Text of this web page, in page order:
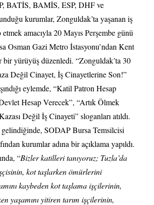
BATİS, BAMİS, ESP, DHF ve
kurumlar, Zonguldak’ta yaşanan iş
amacıyla 20 Mayıs Perşembe günü
Osman Gazi Metro İstasyonu’ndan Kent
bir yürüyüş düzenledi. “Zonguldak’ta 30
Değil Cinayet, İş Cinayetlerine Son!”
eylemde, “Katil Patron Hesap
Hesap Verecek”, “Artık Ölmek
Değil İş Cinayeti” sloganları atıldı.
gelindiğinde, SODAP Bursa Temsilcisi
kurumlar adına bir açıklama yapıldı.
“Bizler katilleri tanıyoruz; Tuzla’da
kot taşlarken ömürlerini
kaybeden kot taşlama işçilerinin,
yaşamını yitiren tarım işçilerinin,